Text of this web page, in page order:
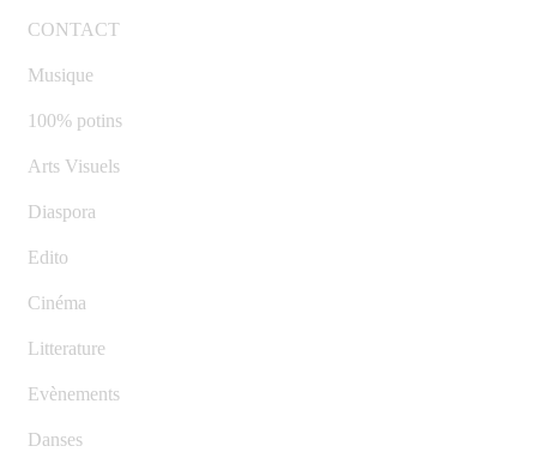
CONTACT
Musique
100% potins
Arts Visuels
Diaspora
Edito
Cinéma
Litterature
Evènements
Danses